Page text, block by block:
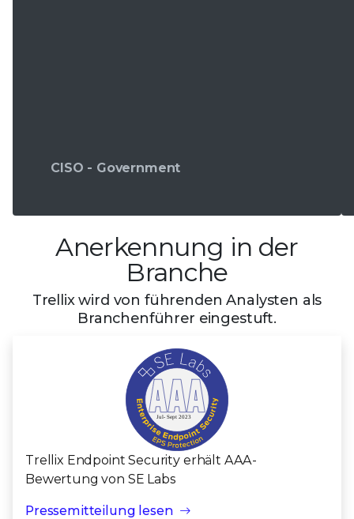
CISO - Government
Anerkennung in der
Branche
Trellix wird von führenden Analysten als
Branchenführer eingestuft.
Trellix Endpoint Security erhält AAA-
Bewertung von SE Labs
Pressemitteilung lesen